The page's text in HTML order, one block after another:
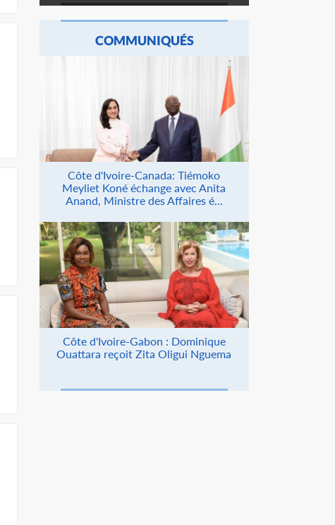
COMMUNIQUÉS
Côte d'Ivoire-Canada: Tiémoko
Meyliet Koné échange avec Anita
Anand, Ministre des Affaires é...
Côte d'Ivoire-Gabon : Dominique
Ouattara reçoit Zita Oligui Nguema